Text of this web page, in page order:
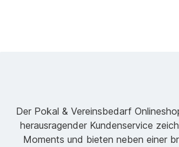
Der Pokal & Vereinsbedarf
herausragender Kundenservice
Moments und bieten neben einer